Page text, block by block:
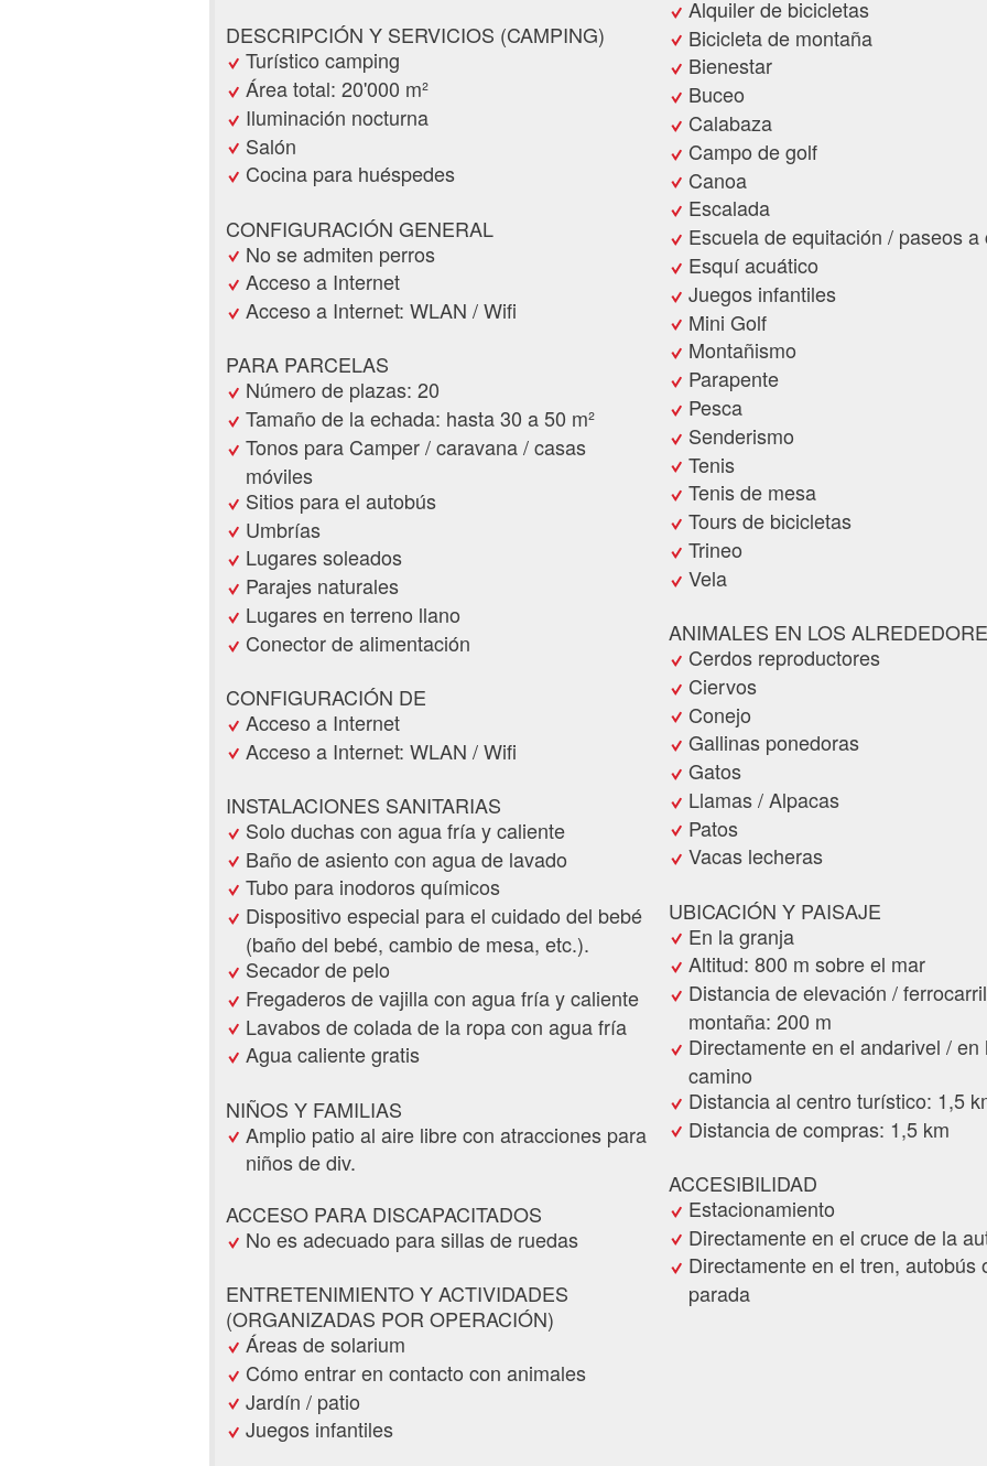
DESCRIPCIÓN Y SERVICIOS (CAMPING)
Turístico camping
Área total: 20'000 m²
Iluminación nocturna
Salón
Cocina para huéspedes
CONFIGURACIÓN GENERAL
No se admiten perros
Acceso a Internet
Acceso a Internet: WLAN / Wifi
PARA PARCELAS
Número de plazas: 20
Tamaño de la echada: hasta 30 a 50 m²
Tonos para Camper / caravana / casas
móviles
Sitios para el autobús
Umbrías
Lugares soleados
Parajes naturales
Lugares en terreno llano
Conector de alimentación
CONFIGURACIÓN DE
Acceso a Internet
Acceso a Internet: WLAN / Wifi
INSTALACIONES SANITARIAS
Solo duchas con agua fría y caliente
Baño de asiento con agua de lavado
Tubo para inodoros químicos
Dispositivo especial para el cuidado del bebé
(baño del bebé, cambio de mesa, etc.).
Secador de pelo
Fregaderos de vajilla con agua fría y caliente
Lavabos de colada de la ropa con agua fría
Agua caliente gratis
NIÑOS Y FAMILIAS
Amplio patio al aire libre con atracciones para
niños de div.
ACCESO PARA DISCAPACITADOS
No es adecuado para sillas de ruedas
ENTRETENIMIENTO Y ACTIVIDADES
(ORGANIZADAS POR OPERACIÓN)
Áreas de solarium
Cómo entrar en contacto con animales
Jardín / patio
Juegos infantiles
Alquiler de bicicletas
Bicicleta de montaña
Bienestar
Buceo
Calabaza
Campo de golf
Canoa
Escalada
Escuela de equitación / paseos a
Esquí acuático
Juegos infantiles
Mini Golf
Montañismo
Parapente
Pesca
Senderismo
Tenis
Tenis de mesa
Tours de bicicletas
Trineo
Vela
ANIMALES EN LOS
Cerdos reproductores
Ciervos
Conejo
Gallinas ponedoras
Gatos
Llamas / Alpacas
Patos
Vacas lecheras
UBICACIÓN Y PAISAJE
En la granja
Altitud: 800 m sobre el mar
Distancia de elevación /
montaña: 200 m
Directamente en el andarivel /
camino
Distancia al centro turístico: 1,5
Distancia de compras: 1,5 km
ACCESIBILIDAD
Estacionamiento
Directamente en el cruce de la
Directamente en el tren, autobús
parada